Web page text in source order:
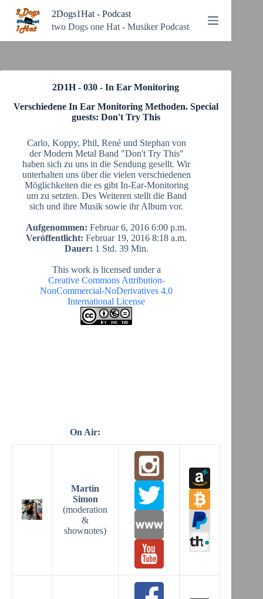
Inhalt
springen
2Dogs1Hat - Podcast
two Dogs one Hat - Musiker Podcast
2D1H - 030 - In Ear Monitoring
Verschiedene In Ear Monitoring Methoden. Special
guests: Don't Try This
Carlo, Koppy, Phil, René und Stephan von
der Modern Metal Band "Don't Try This"
haben sich zu uns in die Sendung gesellt. Wir
unterhalten uns über die vielen verschiedenen
Möglichkeiten die es gibt In-Ear-Monitoring
um zu setzten. Des Weiteren stellt die Band
sich und ihre Musik sowie ihr Album vor.
Aufgenommen: Februar 6, 2016 6:00 p.m.
Veröffentlicht: Februar 19, 2016 8:18 a.m.
Dauer: 1 Std. 39 Min.
This work is licensed under a
Creative Commons Attribution-
NonCommercial-NoDerivatives 4.0
International License
On Air:
Martin
Simon
(moderation
&
shownotes)